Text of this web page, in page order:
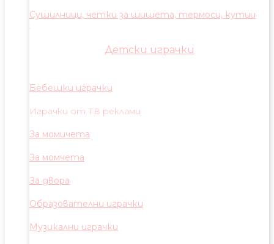
Сушилници, четки за шишета, термоси, кутии
Детски играчки
Бебешки играчки
Играчки от ТВ реклами
За момичета
За момчета
За двора
Образователни играчки
Музикални играчки